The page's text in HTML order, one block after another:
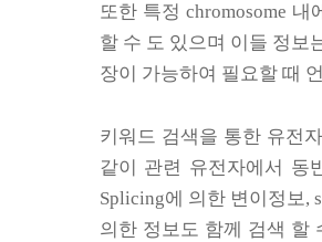
또한 특정 chromosome 내
할 수 도 있으며 이들 정보
장이 가능하여 필요할 때
키워드 검색을 통한 유전
같이 관련 유전자에서 동
Splicing에 의한 변이정보,
의한 정보도 함께 검색 할